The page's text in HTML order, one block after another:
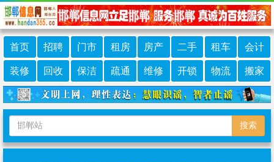
首页 招聘 门市 租房 房产 二手 租车 会计
装修 回收 保洁 疏通 维修 开锁 物流 搬家
搜索